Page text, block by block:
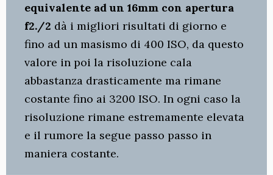
equivalente ad un 16mm con apertura
f2./2 dà i migliori risultati di giorno e
fino ad un masismo di 400 ISO, da questo
valore in poi la risoluzione cala
abbastanza drasticamente ma rimane
costante fino ai 3200 ISO. In ogni caso la
risoluzione rimane estremamente elevata
e il rumore la segue passo passo in
maniera costante.